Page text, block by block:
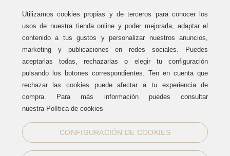
Guía de compra
Métodos de envío
Área de clientes
Devolución sin problemas
Haz tus compras sin miedo a
equivocarte:
aceptamos devolucionesdurante
15 días.
Sellos de confianza
Utilizamos cookies propias y de terceros para conocer los
usos de nuestra tienda online y poder mejorarla, adaptar el
contenido a tus gustos y personalizar nuestros anuncios,
marketing y publicaciones en redes sociales. Puedes
aceptarlas todas, rechazarlas o elegir tu configuración
pulsando los botones correspondientes. Ten en cuenta que
rechazar las cookies puede afectar a tu experiencia de
compra. Para más información puedes consultar
nuestra Política de cookies
CONFIGURACIÓN DE COOKIES